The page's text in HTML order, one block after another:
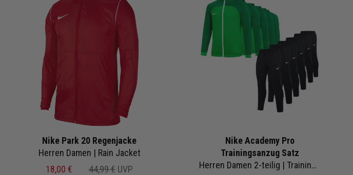
Nike Park 20 Regenjacke
Herren Damen | Rain Jacket
18,00 €
44,99 € UVP
Nike Academy Pro
Trainingsanzug Satz
Herren Damen 2-teilig | Trainingsjacke Trainingshose